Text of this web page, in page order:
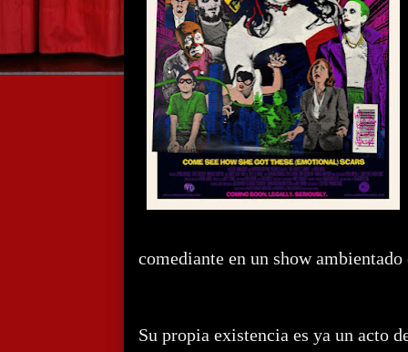
comediante en un show
Su propia existencia es ya un acto